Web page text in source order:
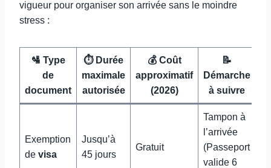
vigueur pour organiser son arrivée sans le moindre
stress :
🛂 Type
de
document
⏱️ Durée
maximale
autorisée
💰 Coût
approximatif
(2026)
📝
Démarche
à suivre
Exemption
de visa
Jusqu’à
45 jours
Gratuit
Tampon à
l’arrivée
(Passeport
valide 6